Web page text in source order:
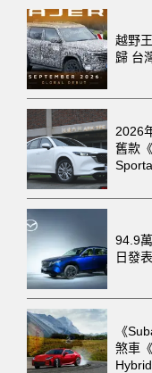
越野
歸 台
2026
舊款
94.9
日發
《
煞車